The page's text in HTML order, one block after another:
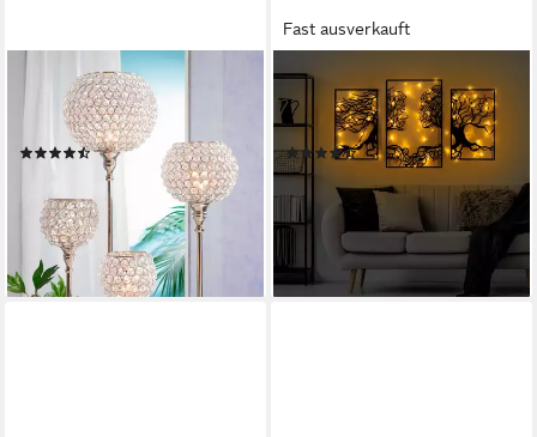
OTTO HOME
Teelichthalter Kristall (Set, 2
(136)
UVP 99,90 €
-30%
lieferbar - in 4-5 Werktagen bei dir
Fast ausverkauft
WALLITY
Wanddekoobjekt METAL
BODY, 71 x 116 cm L3763
(2)
144,00 €
-33%
lieferbar - in 6-8 Werktagen bei dir